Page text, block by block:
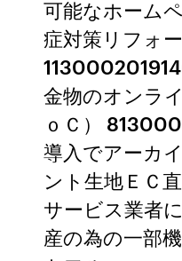
可能なホーム
症対策リフォ
金物のオンラ
ｏＣ）
導入でアーカ
ント生地ＥＣ
サービス業者
産の為の一部